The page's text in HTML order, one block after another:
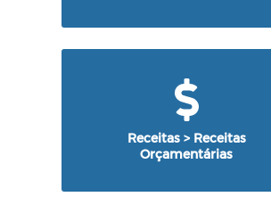
Receitas > Receitas
Orçamentárias